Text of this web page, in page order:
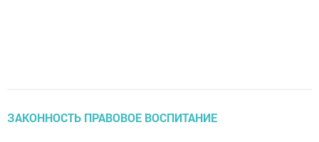
ЗАКОННОСТЬ ПРАВОВОЕ ВОСПИТАНИЕ